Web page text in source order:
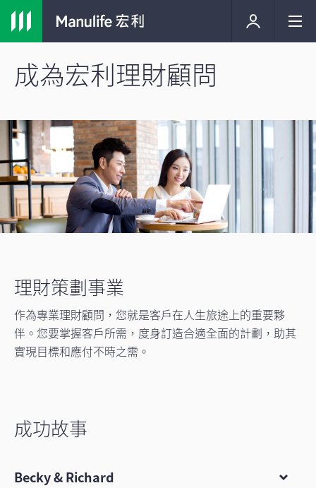
成為宏利理財顧問
理財策劃事業
作為專業理財顧問，您就是客戶在人生旅途上的重要夥
伴。您要掌握客戶所需，度身訂造合適全面的計劃，助其
實現目標和應付不時之需。
成功故事
Becky & Richard